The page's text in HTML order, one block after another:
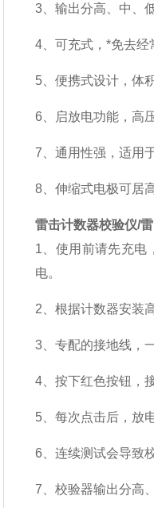
3、输出分高、中、
4、可充式，*免去
5、便携式设计，体
6、启放电功能，高
7、通用性强，适用
8、伸缩式电极可居
雷击计数器校验仪/
1、使用前请先充电
电。
2、根据计数器安装
3、专配的接地线，
4、按下红色按钮，
5、每次点击后，放
6、连续测试会导致
7、校验器输出分高